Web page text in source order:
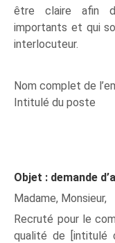
être claire afin
importants et qui
interlocuteur.
Nom complet de
Intitulé du poste
Objet : demande
Madame, Monsieur,
Recruté pour le
qualité de [intitulé